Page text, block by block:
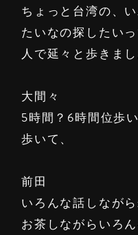
ちょっと台湾の、
たいなの探したい
人で延々と歩きまし
大間々
5時間？6時間位歩
歩いて、
前田
いろんな話しなが
お茶しながらいろ